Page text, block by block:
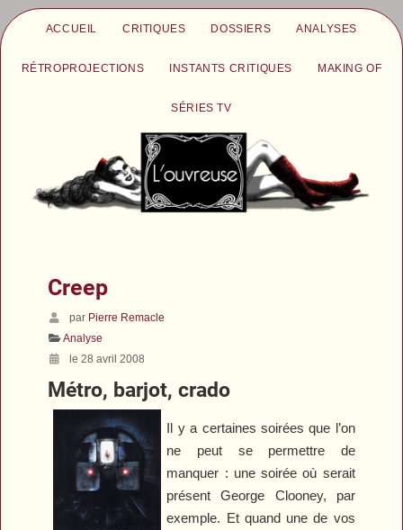
ACCUEIL CRITIQUES DOSSIERS ANALYSES
RÉTROPROJECTIONS INSTANTS CRITIQUES MAKING OF
SÉRIES TV
Creep
par Pierre Remacle
Analyse
le 28 avril 2008
Métro, barjot, crado
Il y a certaines soirées que l’on
ne peut se permettre de
manquer : une soirée où serait
présent George Clooney, par
exemple. Et quand une de vos